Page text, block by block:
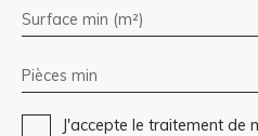
Surface min (m²)
Pièces min
J'accepte le traitement de